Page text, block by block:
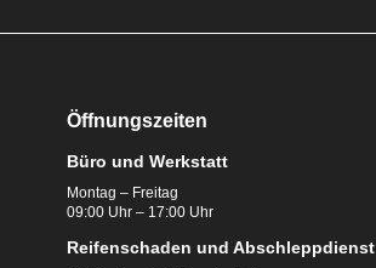
Öffnungszeiten
Büro und Werkstatt
Montag – Freitag
09:00 Uhr – 17:00 Uhr
Reifenschaden und Abschleppdienst